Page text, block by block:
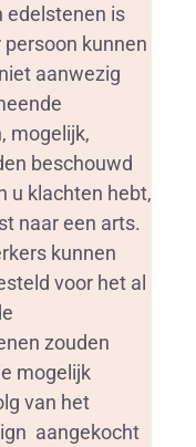
edelstenen is
kunnen
aanwezig
mogelijk,
beschouwd
u klachten hebt,
naar een arts.
kunnen
voor het al
zouden
mogelijk
van het
aangekocht